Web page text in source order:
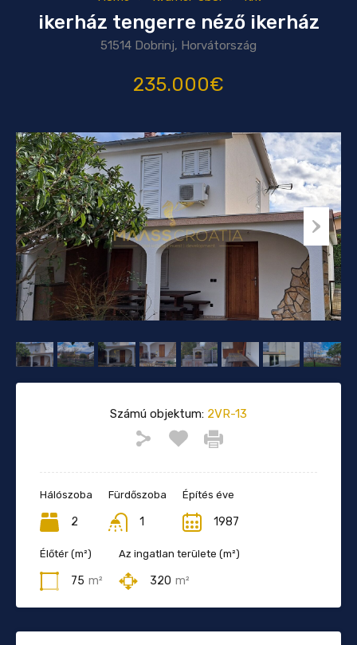
ikerház tengerre néző ikerház
51514 Dobrinj, Horvátország
235.000€
Számú objektum: 2VR-13
Hálószoba
2
Fürdőszoba
1
Építés éve
1987
Élőtér (m²)
75 m²
Az ingatlan területe (m²)
320 m²